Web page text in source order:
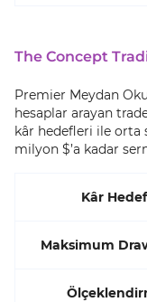
The Concept
Premier Meydan
hesaplar arayan
kâr hedefleri ile orta
milyon $’a kadar
Kâr
Maksimum